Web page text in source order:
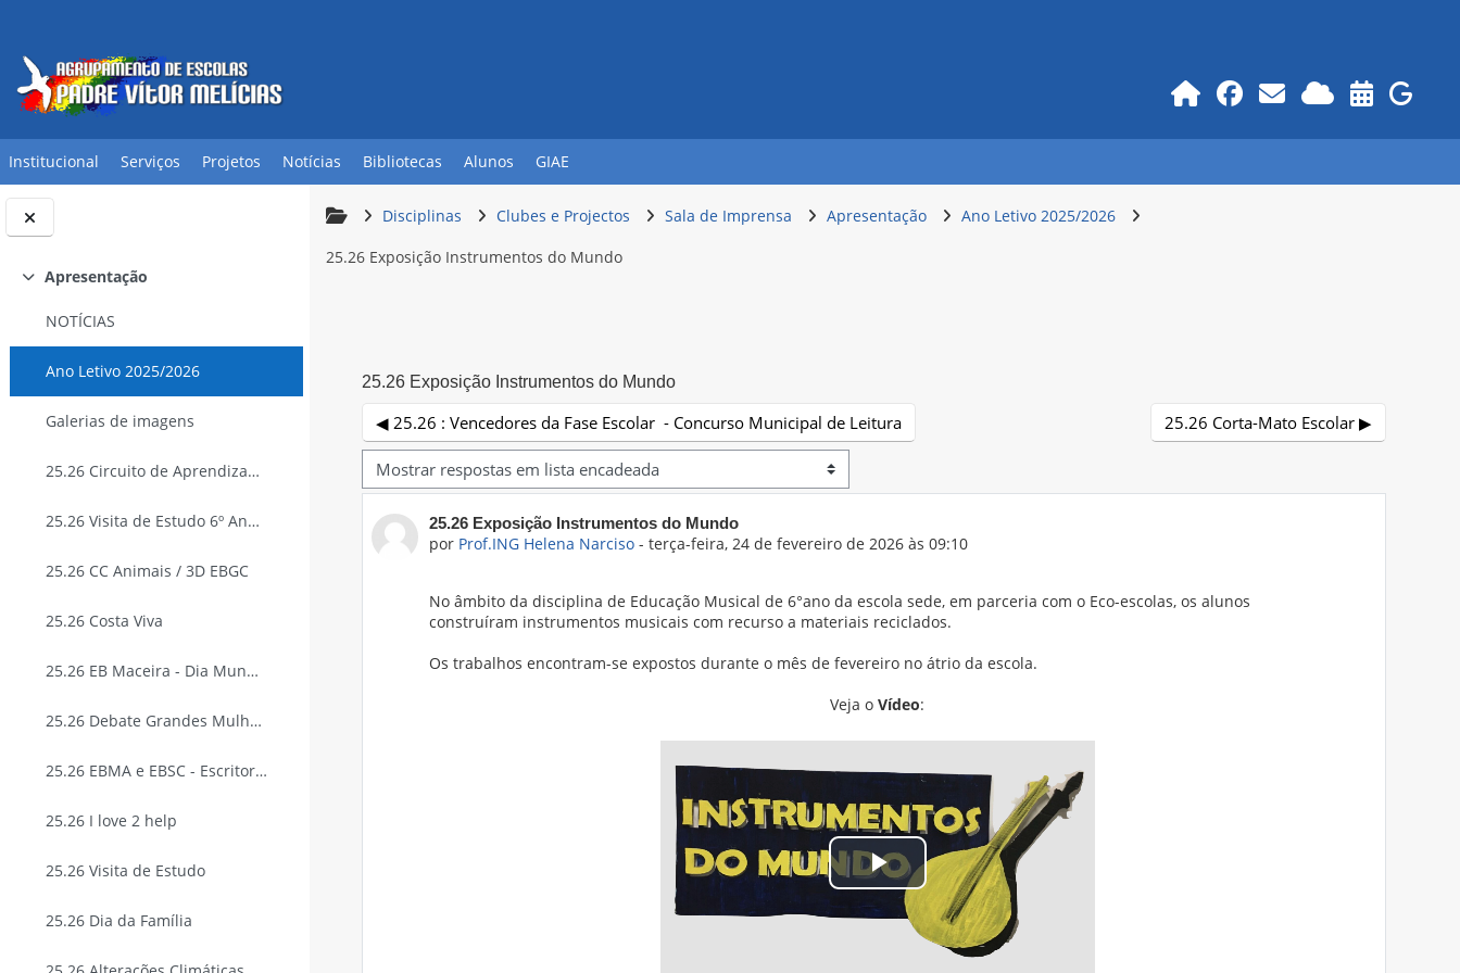
Contrair
Apresentação
NOTÍCIAS
Ano Letivo 2025/2026
Galerias de imagens
25.26 Circuito de Aprendizagem
25.26 Visita de Estudo 6º Ano EBGC
25.26 CC Animais / 3D EBGC
25.26 Costa Viva
25.26 EB Maceira - Dia Mundial da Criança
25.26 Debate Grandes Mulheres
25.26 EBMA e EBSC - Escritora e Ilustradora
25.26 I love 2 help
25.26 Visita de Estudo
25.26 Dia da Família
Institucional Serviços Projetos Notícias Bibliotecas Alunos GIAE
Disciplinas Clubes e Projectos Sala de Imprensa Apresentação
Ano Letivo 2025/2026
25.26 Exposição Instrumentos do Mundo
25.26 Exposição Instrumentos do Mundo
◀︎ 25.26 : Vencedores da Fase Escolar - Concurso Municipal de Leitura 25.26 Corta-Mato Escolar ▶︎
Modo de visualização
25.26 Exposição Instrumentos do Mundo
por Prof.ING Helena Narciso -terça-feira, 24 de fevereiro de 2026 às 09:10
Número de respostas: 0
No âmbito da disciplina de Educação Musical de 6°ano da escola sede, em parceria com o Eco-escolas, os alunos
construíram instrumentos musicais com recurso a materiais reciclados.
Os trabalhos encontram-se expostos durante o mês de fevereiro no átrio da escola.
Veja oVídeo:
Tocar
Vídeo